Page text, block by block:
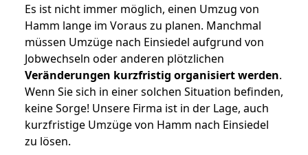
Es ist nicht immer möglich, einen Umzug von
Hamm lange im Voraus zu planen. Manchmal
müssen Umzüge nach Einsiedel aufgrund von
Jobwechseln oder anderen plötzlichen
Veränderungen kurzfristig organisiert werden.
Wenn Sie sich in einer solchen Situation befinden,
keine Sorge! Unsere Firma ist in der Lage, auch
kurzfristige Umzüge von Hamm nach Einsiedel
zu lösen.